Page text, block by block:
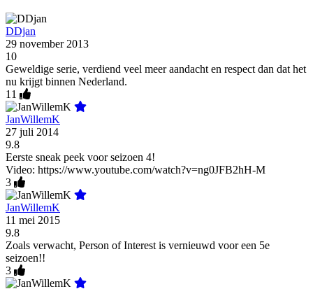
DDjan
29 november 2013
10
Geweldige serie, verdiend veel meer aandacht en respect dan dat het
nu krijgt binnen Nederland.
11
JanWillemK
27 juli 2014
9.8
Eerste sneak peek voor seizoen 4!
Video: https://www.youtube.com/watch?v=ng0JFB2hH-M
3
JanWillemK
11 mei 2015
9.8
Zoals verwacht, Person of Interest is vernieuwd voor een 5e
seizoen!!
3